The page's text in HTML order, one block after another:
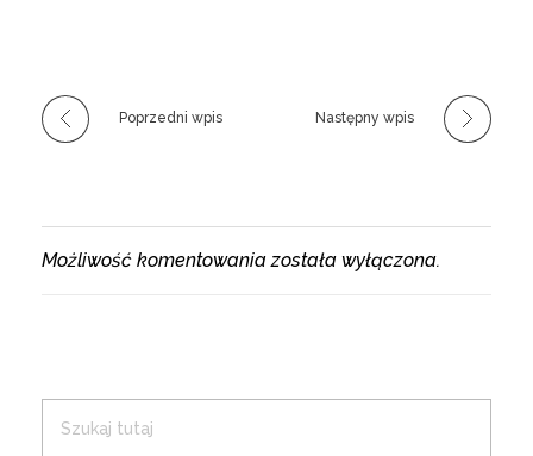
Poprzedni wpis Następny wpis
Możliwość komentowania została wyłączona.